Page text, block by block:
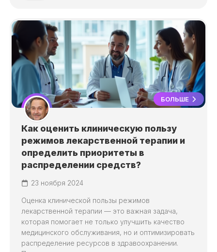
БОЛЬШЕ
Как оценить клиническую пользу
режимов лекарственной терапии и
определить приоритеты в
распределении средств?
23 ноября 2024
Оценка клинической пользы режимов
лекарственной терапии — это важная задача,
которая помогает не только улучшить качество
медицинского обслуживания, но и оптимизировать
распределение ресурсов в здравоохранении.